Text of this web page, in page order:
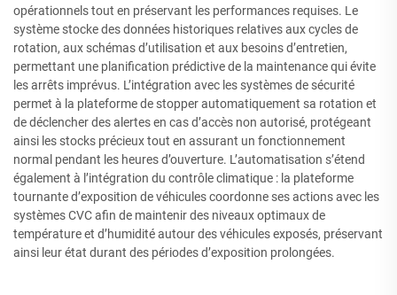
opérationnels tout en préservant les performances requises. Le
système stocke des données historiques relatives aux cycles de
rotation, aux schémas d’utilisation et aux besoins d’entretien,
permettant une planification prédictive de la maintenance qui évite
les arrêts imprévus. L’intégration avec les systèmes de sécurité
permet à la plateforme de stopper automatiquement sa rotation et
de déclencher des alertes en cas d’accès non autorisé, protégeant
ainsi les stocks précieux tout en assurant un fonctionnement
normal pendant les heures d’ouverture. L’automatisation s’étend
également à l’intégration du contrôle climatique : la plateforme
tournante d’exposition de véhicules coordonne ses actions avec les
systèmes CVC afin de maintenir des niveaux optimaux de
température et d’humidité autour des véhicules exposés, préservant
ainsi leur état durant des périodes d’exposition prolongées.